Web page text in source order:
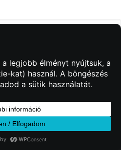
Minden jog fenntartva